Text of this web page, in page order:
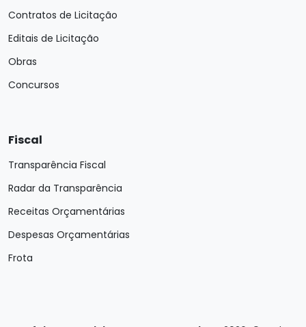
Contratos de Licitação
Editais de Licitação
Obras
Concursos
Fiscal
Transparência Fiscal
Radar da Transparência
Receitas Orçamentárias
Despesas Orçamentárias
Frota